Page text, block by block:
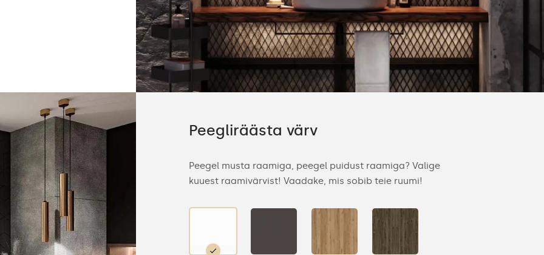
Peegliräästa värv
Peegel musta raamiga, peegel puidust raamiga? Valige
kuuest raamivärvist! Vaadake, mis sobib teie ruumi!